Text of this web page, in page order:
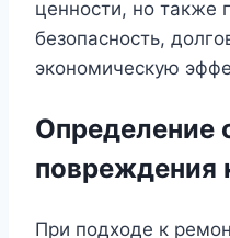
ценности, но также
безопасность,
экономическую
Определение
повреждения
При подходе к